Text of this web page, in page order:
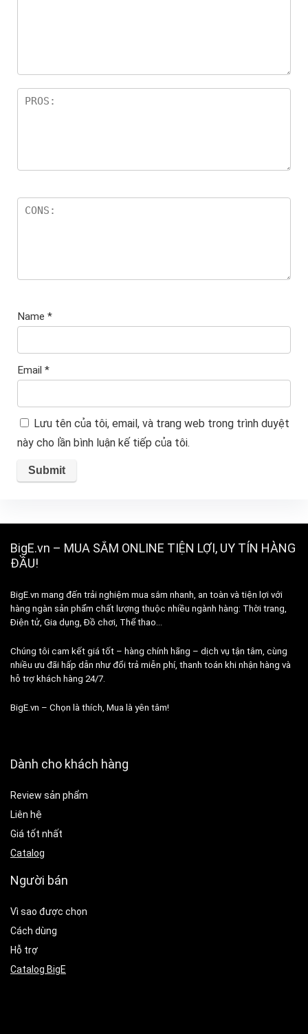
Name *
Email *
Lưu tên của tôi, email, và trang web trong trình duyệt
này cho lần bình luận kế tiếp của tôi.
BigE.vn – MUA SẮM ONLINE TIỆN LỢI, UY TÍN HÀNG
ĐẦU!
BigE.vn mang đến trải nghiệm mua sắm nhanh, an toàn và tiện lợi với
hàng ngàn sản phẩm chất lượng thuộc nhiều ngành hàng: Thời trang,
Điện tử, Gia dụng, Đồ chơi, Thể thao…
Chúng tôi cam kết giá tốt – hàng chính hãng – dịch vụ tận tâm, cùng
nhiều ưu đãi hấp dẫn như đổi trả miễn phí, thanh toán khi nhận hàng và
hỗ trợ khách hàng 24/7.
BigE.vn – Chọn là thích, Mua là yên tâm!
Dành cho khách hàng
Review sản phẩm
Liên hệ
Giá tốt nhất
Catalog
Người bán
Vì sao được chọn
Cách dùng
Hỗ trợ
Catalog BigE